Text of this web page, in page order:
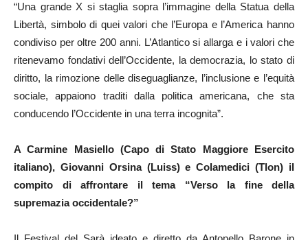
“Una grande X si staglia sopra l’immagine della Statua della
Libertà, simbolo di quei valori che l’Europa e l’America hanno
condiviso per oltre 200 anni. L’Atlantico si allarga e i valori che
ritenevamo fondativi dell’Occidente, la democrazia, lo stato di
diritto, la rimozione delle diseguaglianze, l’inclusione e l’equità
sociale, appaiono traditi dalla politica americana, che sta
conducendo l’Occidente in una terra incognita”.
A Carmine Masiello (Capo di Stato Maggiore Esercito
italiano), Giovanni Orsina (Luiss) e Colamedici (Tlon) il
compito di affrontare il tema “Verso la fine della
supremazia occidentale?”